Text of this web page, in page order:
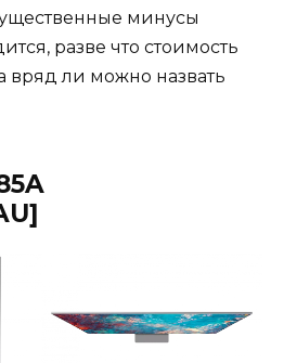
минусы
разве что стоимость
вряд ли можно назвать